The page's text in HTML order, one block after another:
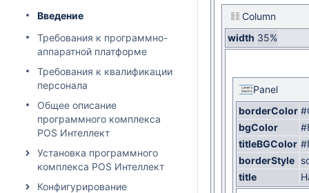
Введение
Требования к программно-
аппаратной платформе
Требования к квалификации
персонала
Общее описание
программного комплекса
POS Интеллект
Установка программного
комплекса POS Интеллект
Конфигурирование
Column
width 35%
Panel
borderColor
bgColor
titleBGColor
borderStyle
title